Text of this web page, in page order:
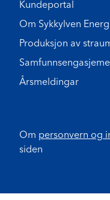
Kundeportal
Om Sykkylven
Produksjon av
Årsmeldingar
Om personvern og
siden